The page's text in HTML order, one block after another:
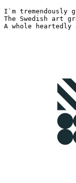
I`m tremendously
The Swedish art
A whole